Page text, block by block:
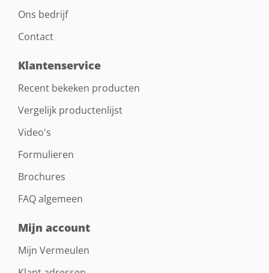
Ons bedrijf
Contact
Klantenservice
Recent bekeken producten
Vergelijk productenlijst
Video's
Formulieren
Brochures
FAQ algemeen
Mijn account
Mijn Vermeulen